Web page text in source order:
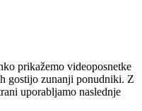
prikažemo videoposnetke
gostijo zunanji ponudniki. Z
uporabljamo naslednje